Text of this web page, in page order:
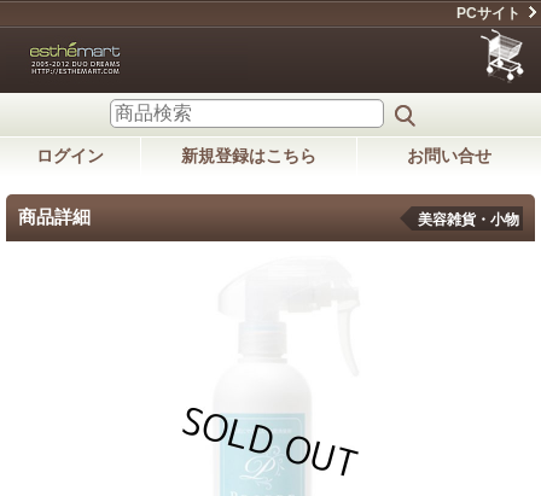
PCサイト
ログイン 新規登録はこちら お問い合せ
商品詳細 美容雑貨・小物